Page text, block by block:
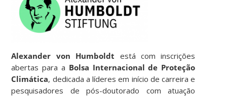
Alexander von Humboldt está com inscrições
abertas para a Bolsa Internacional de Proteção
Climática, dedicada a líderes em início de carreira e
pesquisadores de pós-doutorado com atuação